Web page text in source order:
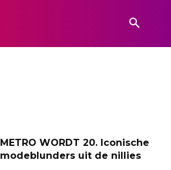
METRO WORDT 20. Iconische
modeblunders uit de nillies